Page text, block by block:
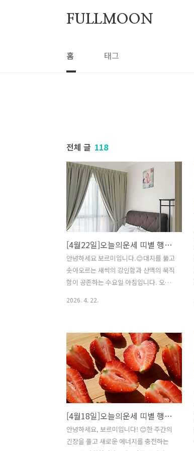
FULLMOON
홈 태그
전체 글 118
[4월22일]오늘의운세 띠별 행운의메세지
안녕하세요 보르미입니다.😊대지를 뚫고
솟아오르는 새싹의 강인함과 산맥의 묵직
함이 공존하는 수요일 아침입니다. 오늘
침없이 추진하되, 결과는 매우 실속 있고
현실적으로 챙겨야 하는 날이죠. 주 중반
의 피로를 이겨내고 확실한 성과를 향해
나아가기에 최적의 기운입니다.📜 12 띠
별 심층 행운 리포트 🐭 쥐띠심층 사주 분
석: 오늘 갑술(甲戌) 일진은 쥐띠에게 '상
관(傷官)'과 '정관(正官)'이 교차하는 날
입니다. 갑목(甲木)의 창의력이 당신의 자
수(子水)를 만나 활발히 움직이지만, 지지
의 술토(戌土)가 이를 다듬어주는 형국이
2026. 4. 22.
[4월18일]오늘의운세 띠별 행운의메세제
안녕하세요, 보르미입니다! 😊한 주간의
긴장을 풀고 새로운 에너지를 충전하는